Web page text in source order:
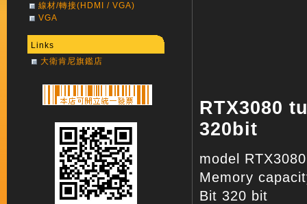
RTX3080
320bit
model RTX3080
Memory
Bit 320 bit
線材/轉接(HDMI / VGA)
VGA
Links
大衛肯尼旗鑑店